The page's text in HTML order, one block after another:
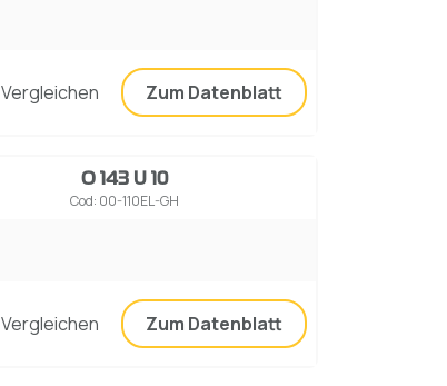
Vergleichen Zum Datenblatt
O 143 U 10
Cod: 00-110EL-GH
Vergleichen Zum Datenblatt